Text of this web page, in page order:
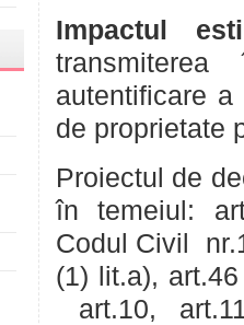
Impactul
autentificare
de proprietate
Proiectul de
în temeiul:
Codul Civil
(1) lit.a),
art.10,